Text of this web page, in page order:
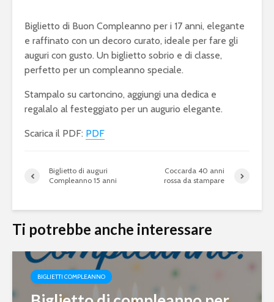
Biglietto di Buon Compleanno per i 17 anni, elegante
e raffinato con un decoro curato, ideale per fare gli
auguri con gusto. Un biglietto sobrio e di classe,
perfetto per un compleanno speciale.
Stampalo su cartoncino, aggiungi una dedica e
regalalo al festeggiato per un augurio elegante.
Scarica il PDF: PDF
Biglietto di auguri
Compleanno 15 anni
Coccarda 40 anni
rossa da stampare
Ti potrebbe anche interessare
BIGLIETTI COMPLEANNO